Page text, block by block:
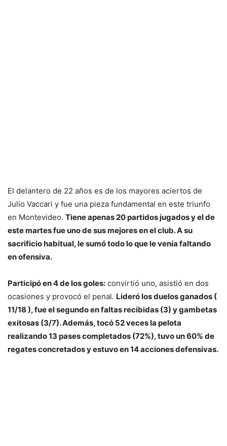
El delantero de 22 años es de los mayores aciertos de
Julio Vaccari y fue una pieza fundamental en este triunfo
en Montevideo. Tiene apenas 20 partidos jugados y el de
este martes fue uno de sus mejores en el club. A su
sacrificio habitual, le sumó todo lo que le venía faltando
en ofensiva.
Participó en 4 de los goles: convirtió uno, asistió en dos
ocasiones y provocó el penal. Lideró los duelos ganados (
11/18 ), fue el segundo en faltas recibidas (3) y gambetas
exitosas (3/7). Además, tocó 52 veces la pelota
realizando 13 pases completados (72%), tuvo un 60% de
regates concretados y estuvo en 14 acciones defensivas.